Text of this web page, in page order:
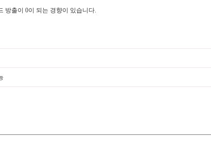
방출이 0이 되는 경향이 있습니다.